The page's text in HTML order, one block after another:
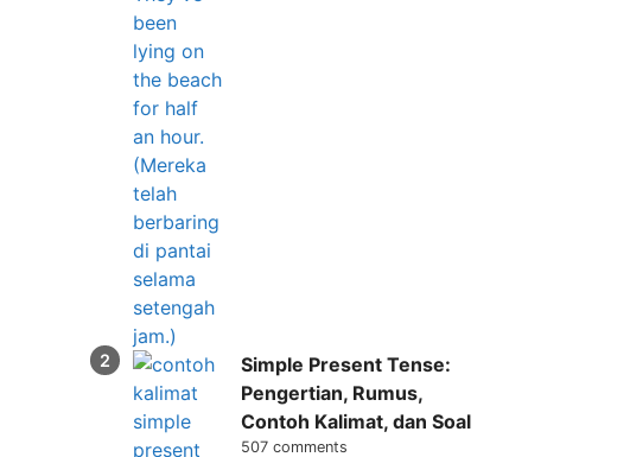
Simple Present Tense:
Pengertian, Rumus,
Contoh Kalimat, dan Soal
507 comments